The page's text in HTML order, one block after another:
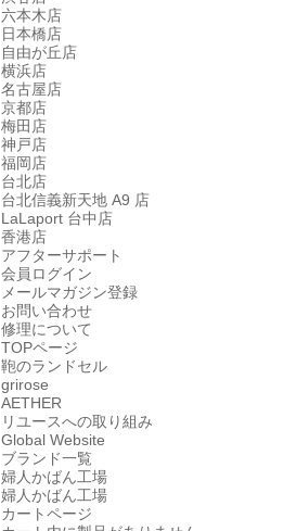
六本木店
日本橋店
自由が丘店
横浜店
名古屋店
京都店
梅田店
神戸店
福岡店
台北店
台北信義新天地 A9 店
LaLaport 台中店
香港店
アフターサポート
会員ログイン
メールマガジン登録
お問い合わせ
修理について
TOPページ
鞄のランドセル
grirose
AETHER
リユースへの取り組み
Global Website
ブランド一覧
婦人かばん工場
婦人かばん工場
カートページ